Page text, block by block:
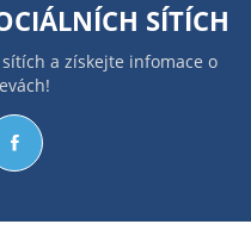
SÍTÍCH
a získejte infomace o